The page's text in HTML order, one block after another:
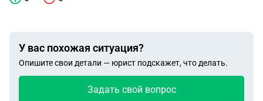
У вас похожая ситуация?
Опишите свои детали — юрист подскажет, что делать.
Задать свой вопрос